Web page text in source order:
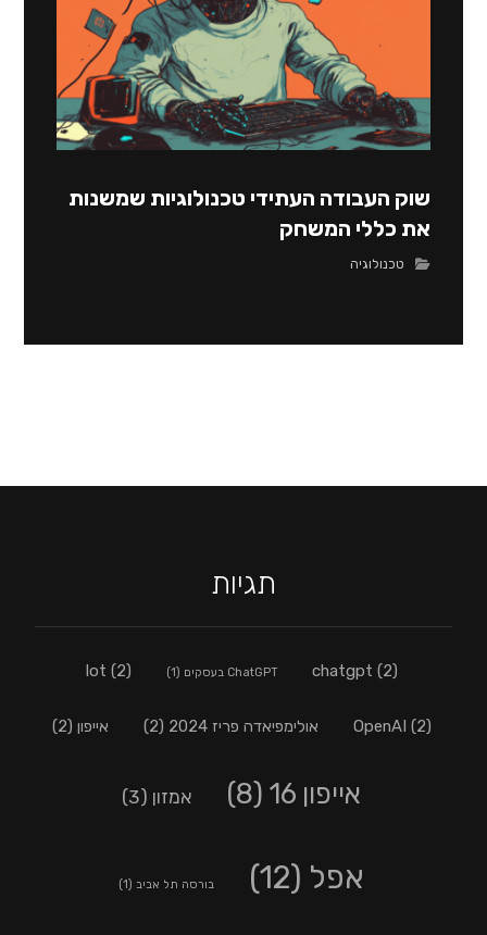
שוק העבודה העתידי טכנולוגיות שמשנות
את כללי המשחק
טכנולוגיה
תגיות
chatgpt (2) ChatGPT בעסקים (1)
lot (2)
OpenAI (2) אולימפיאדה פריז 2024 (2) אייפון (2)
אייפון 16 (8) אמזון (3)
אפל (12) בורסה תל אביב (1)